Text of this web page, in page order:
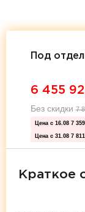
Под
6 455
Без скидки7
Цена с 16.08 7
Цена с 31.08 7
Краткое